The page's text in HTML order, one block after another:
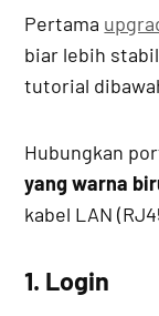
Pertama
biar lebih
tutorial
Hubungkan
yang warna
kabel LAN
1. Login